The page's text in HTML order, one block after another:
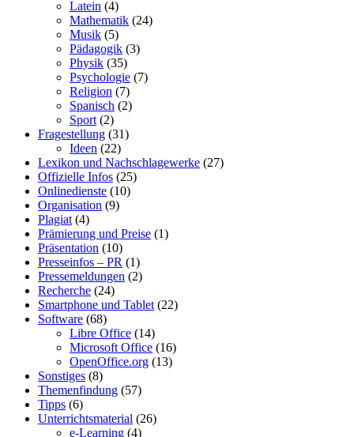
Latein (4)
Mathematik (24)
Musik (5)
Pädagogik (3)
Physik (35)
Psychologie (7)
Religion (7)
Spanisch (2)
Sport (2)
Fragestellung (31)
Ideen (22)
Lexikon und Nachschlagewerke (27)
Offizielle Infos (25)
Onlinedienste (10)
Organisation (9)
Plagiat (4)
Prämierung und Preise (1)
Präsentation (10)
Presseinfos – PR (1)
Pressemeldungen (2)
Recherche (24)
Smartphone und Tablet (22)
Software (68)
Libre Office (14)
Microsoft Office (16)
OpenOffice.org (13)
Sonstiges (8)
Themenfindung (57)
Tipps (6)
Unterrichtsmaterial (26)
e-Learning (4)